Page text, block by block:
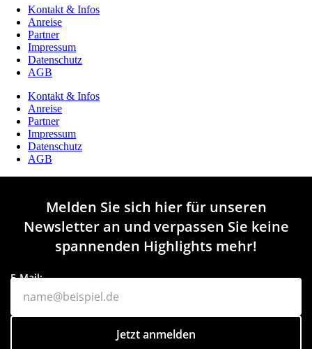
Kontakt & Infos
Anreise
Partner
Impressum
Datenschutz
AGB
Kontakt & Infos
Anreise
Partner
Impressum
Datenschutz
AGB